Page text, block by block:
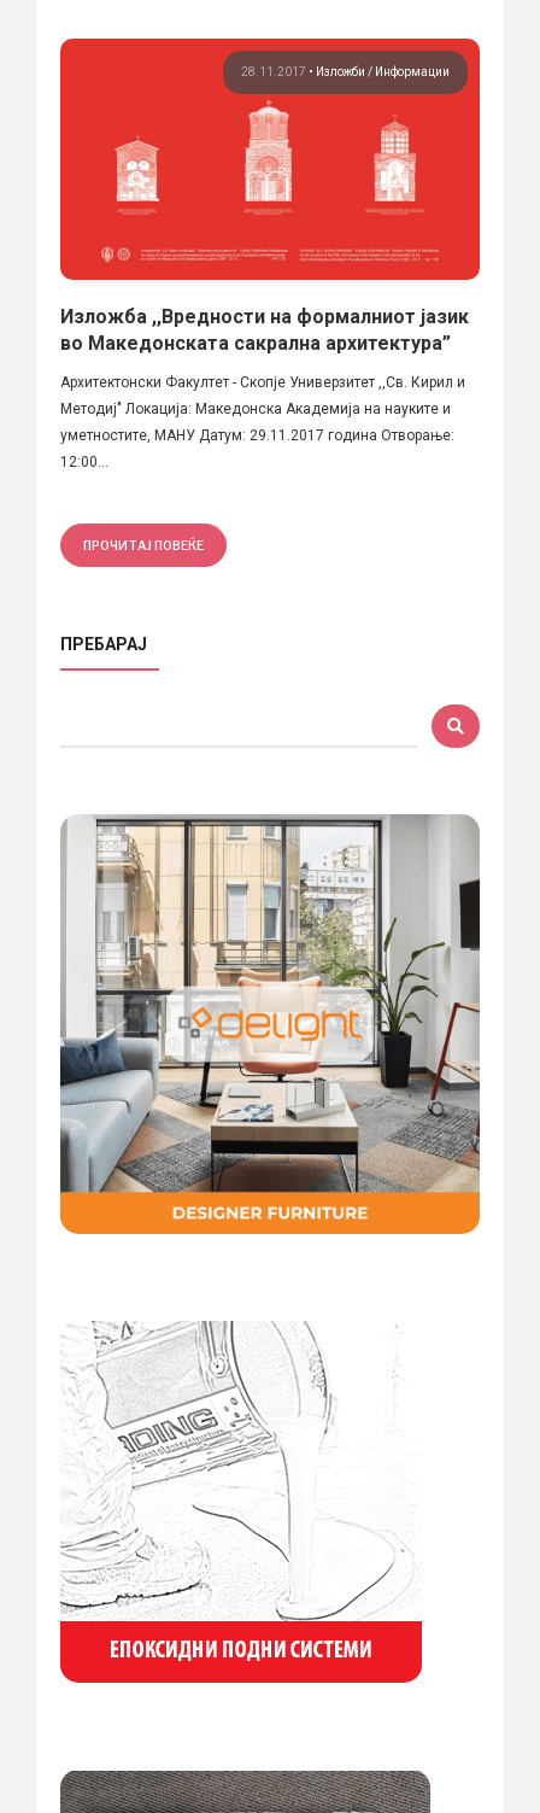
28.11.2017 • Изложби Информации
Изложба ,,Вредности на формалниот јазик
во Македонската сакрална архитектура”
Архитектонски Факултет - Скопје Универзитет ,,Св. Кирил и
Методиj" Локација: Македонска Академија на науките и
уметностите, МАНУ Датум: 29.11.2017 година Отворање:
12:00...
ПРОЧИТАЈ ПОВЕЌЕ
ПРЕБАРАЈ